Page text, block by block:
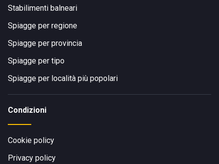
Stabilimenti balneari
Spiagge per regione
Spiagge per provincia
Spiagge per tipo
Spiagge per località più popolari
Condizioni
Cookie policy
Privacy policy